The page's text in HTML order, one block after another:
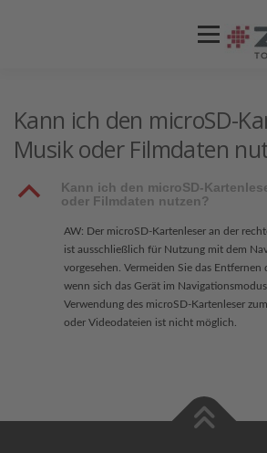
Menü
Kann ich den microSD-
Musik oder Filmdaten
B
Kann ich den microSD-
oder Filmdaten nutzen?
AW: Der microSD-Kartenleser an der
ist ausschließlich für Nutzung mit dem
vorgesehen. Vermeiden Sie das Entfernen
wenn sich das Gerät im
Verwendung des microSD-Kartenleser
oder Videodateien ist nicht möglich.